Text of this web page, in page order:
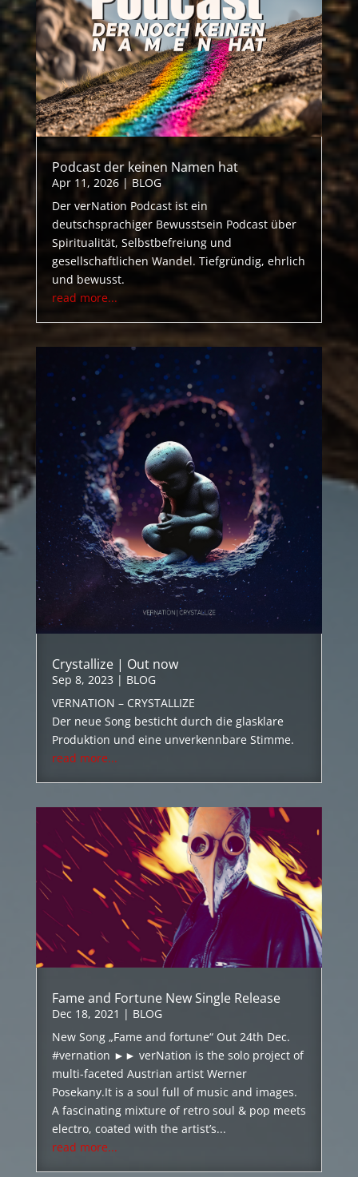
Podcast der keinen Namen hat
Apr 11, 2026| BLOG
Der verNation Podcast ist ein
deutschsprachiger Bewusstsein Podcast über
Spiritualität, Selbstbefreiung und
gesellschaftlichen Wandel. Tiefgründig, ehrlich
und bewusst.
read more...
Crystallize | Out now
Sep 8, 2023 | BLOG
VERNATION – CRYSTALLIZE
Der neue Song besticht durch die glasklare
Produktion und eine unverkennbare Stimme.
read more...
Fame and Fortune New Single Release
Dec 18, 2021 | BLOG
New Song „Fame and fortune“ Out 24th Dec.
#vernation ►► verNation is the solo project of
multi-faceted Austrian artist Werner
Posekany.It is a soul full of music and images.
A fascinating mixture of retro soul & pop meets
electro, coated with the artist’s...
read more...